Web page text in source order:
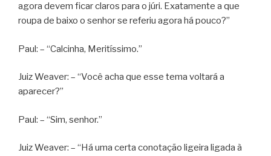
agora devem ficar claros para o júri. Exatamente a que
roupa de baixo o senhor se referiu agora há pouco?”
Paul: – “Calcinha, Meritíssimo.”
Juiz Weaver: – “Você acha que esse tema voltará a
aparecer?”
Paul: – “Sim, senhor.”
Juiz Weaver: – “Há uma certa conotação ligeira ligada à